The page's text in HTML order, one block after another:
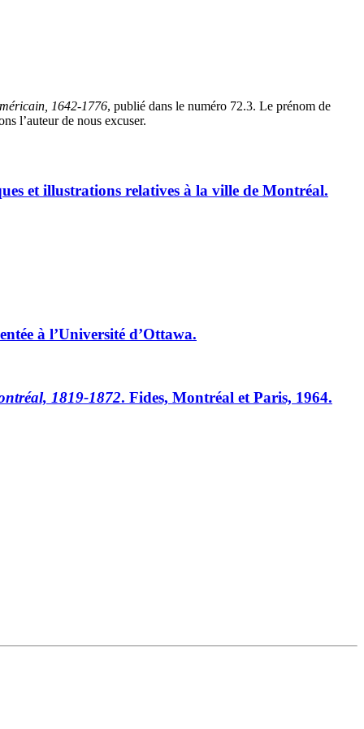
1642-1776, publié dans le numéro 72.3. Le prénom de
l’auteur de nous excuser.
et illustrations relatives à la ville de Montréal.
à l’Université d’Ottawa.
1819-1872. Fides, Montréal et Paris, 1964.